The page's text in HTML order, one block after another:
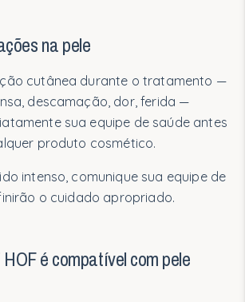
na pele
cutânea durante o tratamento —
descamação, dor, ferida —
sua equipe de saúde antes
produto cosmético.
intenso, comunique sua equipe de
o cuidado apropriado.
é compatível com pele